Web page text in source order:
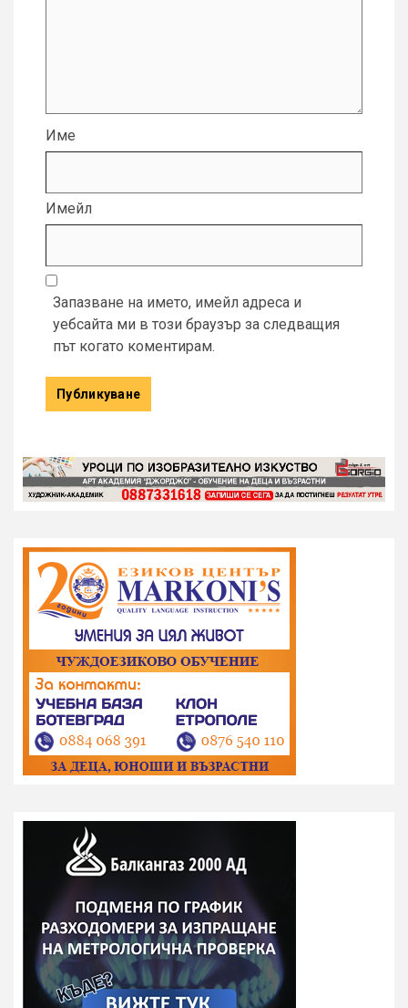
Име
Имейл
Запазване на името, имейл адреса и
уебсайта ми в този браузър за следващия
път когато коментирам.